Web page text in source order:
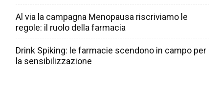
Al via la campagna Menopausa riscriviamo le
regole: il ruolo della farmacia
Drink Spiking: le farmacie scendono in campo per
la sensibilizzazione